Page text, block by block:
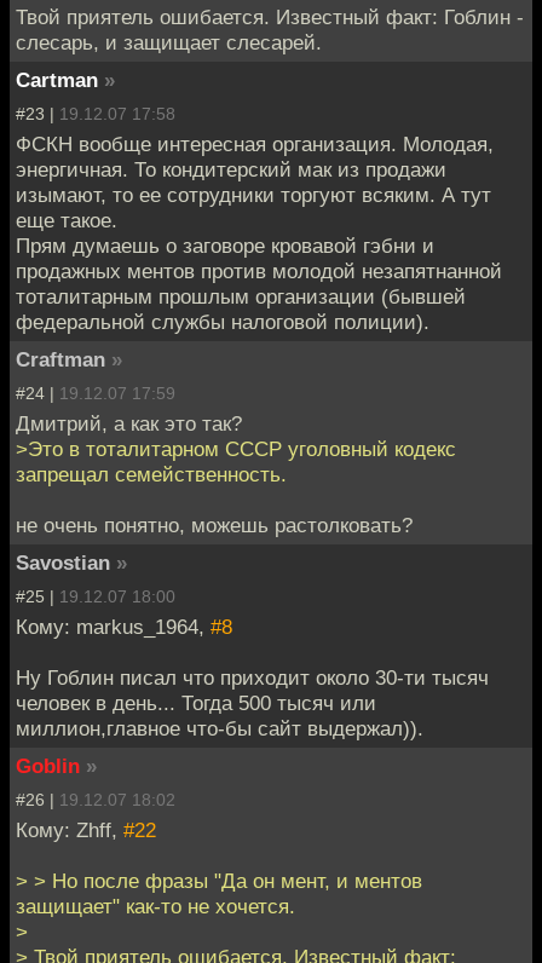
Твой приятель ошибается. Известный факт: Гоблин -
слесарь, и защищает слесарей.
Cartman »
#23 | 19.12.07 17:58
ФСКН вообще интересная организация. Молодая,
энергичная. То кондитерский мак из продажи
изымают, то ее сотрудники торгуют всяким. А тут
еще такое.
Прям думаешь о заговоре кровавой гэбни и
продажных ментов против молодой незапятнанной
тоталитарным прошлым организации (бывшей
федеральной службы налоговой полиции).
Craftman »
#24 | 19.12.07 17:59
Дмитрий, а как это так?
>Это в тоталитарном СССР уголовный кодекс
запрещал семейственность.
не очень понятно, можешь растолковать?
Savostian »
#25 | 19.12.07 18:00
Кому: markus_1964, #8
Ну Гоблин писал что приходит около 30-ти тысяч
человек в день... Тогда 500 тысяч или
миллион,главное что-бы сайт выдержал)).
Goblin »
#26 | 19.12.07 18:02
Кому: Zhff, #22
> > Но после фразы "Да он мент, и ментов
защищает" как-то не хочется.
>
> Твой приятель ошибается. Известный факт: